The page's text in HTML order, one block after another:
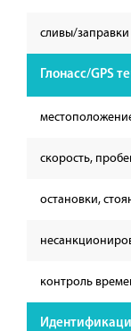
сливы/
Глонасс/GPS
скорость,
остановки,
контроль